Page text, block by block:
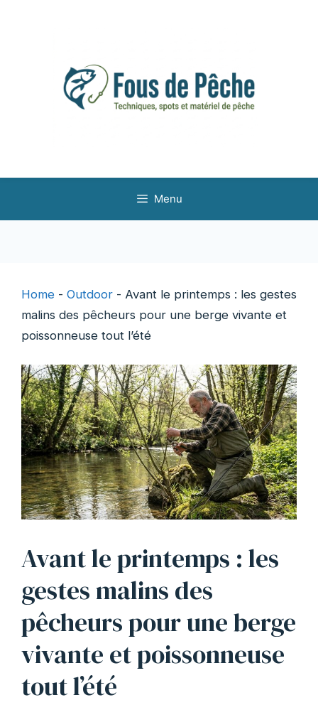
Menu
Home - Outdoor - Avant le printemps : les gestes
malins des pêcheurs pour une berge vivante et
poissonneuse tout l’été
Avant le printemps : les
gestes malins des
pêcheurs pour une berge
vivante et poissonneuse
tout l’été